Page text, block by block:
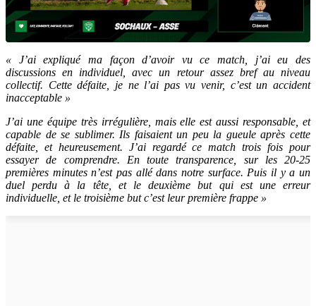
« J’ai expliqué ma façon d’avoir vu ce match, j’ai eu des
discussions en individuel, avec un retour assez bref au niveau
collectif. Cette défaite, je ne l’ai pas vu venir, c’est un accident
inacceptable »
J’ai une équipe très irrégulière, mais elle est aussi responsable, et
capable de se sublimer. Ils faisaient un peu la gueule après cette
défaite, et heureusement. J’ai regardé ce match trois fois pour
essayer de comprendre. En toute transparence, sur les 20-25
premières minutes n’est pas allé dans notre surface. Puis il y a un
duel perdu à la tête, et le deuxième but qui est une erreur
individuelle, et le troisième but c’est leur première frappe »